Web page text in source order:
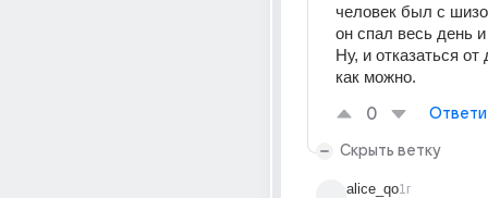
человек был с
он спал весь день
Ну, и отказаться от
как можно.
0
Скрыть ветку
alice_qo1г